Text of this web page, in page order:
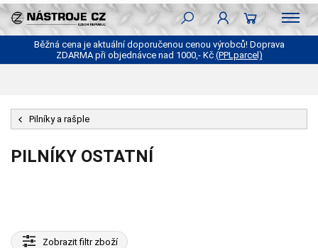
Běžná cena je aktuální doporučenou cenou výrobců! Doprava
ZDARMA při objednávce nad 1000,- Kč (PPLparcel)
Pilníky a rašple
PILNÍKY OSTATNÍ
Zobrazitfiltr zboží